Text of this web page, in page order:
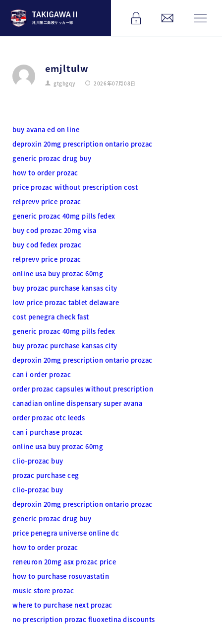
滝川第二高校サッカー部
emjltulw
gtgbgqy 2026年07月08日
buy avana ed on line
deproxin 20mg prescription ontario prozac
generic prozac drug buy
how to order prozac
price prozac without prescription cost
relprevv price prozac
generic prozac 40mg pills fedex
buy cod prozac 20mg visa
buy cod fedex prozac
relprevv price prozac
online usa buy prozac 60mg
buy prozac purchase kansas city
low price prozac tablet delaware
cost penegra check fast
generic prozac 40mg pills fedex
buy prozac purchase kansas city
deproxin 20mg prescription ontario prozac
can i order prozac
order prozac capsules without prescription
canadian online dispensary super avana
order prozac otc leeds
can i purchase prozac
online usa buy prozac 60mg
clio-prozac buy
prozac purchase ceg
clio-prozac buy
deproxin 20mg prescription ontario prozac
generic prozac drug buy
price penegra universe online dc
how to order prozac
reneuron 20mg asx prozac price
how to purchase rosuvastatin
music store prozac
where to purchase next prozac
no prescription prozac fluoxetina discounts